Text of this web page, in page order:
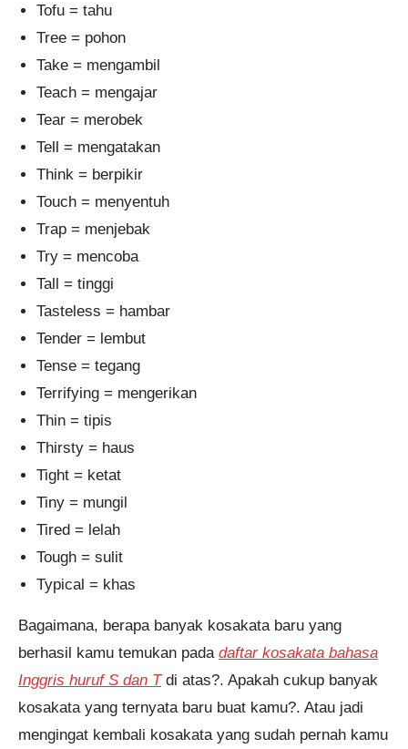
Tofu = tahu
Tree = pohon
Take = mengambil
Teach = mengajar
Tear = merobek
Tell = mengatakan
Think = berpikir
Touch = menyentuh
Trap = menjebak
Try = mencoba
Tall = tinggi
Tasteless = hambar
Tender = lembut
Tense = tegang
Terrifying = mengerikan
Thin = tipis
Thirsty = haus
Tight = ketat
Tiny = mungil
Tired = lelah
Tough = sulit
Typical = khas
Bagaimana, berapa banyak kosakata baru yang
berhasil kamu temukan pada daftar kosakata bahasa
Inggris huruf S dan Tdi atas?. Apakah cukup banyak
kosakata yang ternyata baru buat kamu?. Atau jadi
mengingat kembali kosakata yang sudah pernah kamu